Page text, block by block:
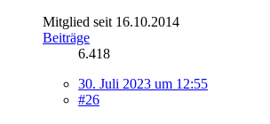
Mitglied seit 16.10.2014
Beiträge
6.418
30. Juli 2023 um 12:55
#26